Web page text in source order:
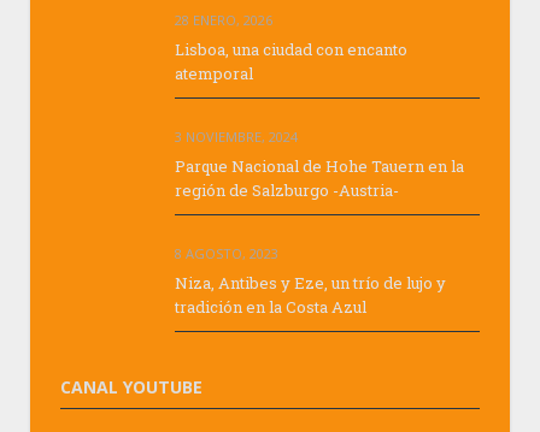
28 ENERO, 2026
Lisboa, una ciudad con encanto
atemporal
3 NOVIEMBRE, 2024
Parque Nacional de Hohe Tauern en la
región de Salzburgo -Austria-
8 AGOSTO, 2023
Niza, Antibes y Eze, un trío de lujo y
tradición en la Costa Azul
CANAL YOUTUBE